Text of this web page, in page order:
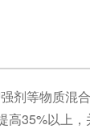
剂等物质混
35%以上